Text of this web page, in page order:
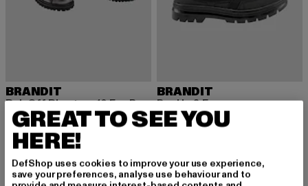
BRANDIT
Rub Off Phantom 10 Eye Boots
89,99 EUR
Derzeitiger Preis: 89,99 EUR
BRANDIT
Buckle 8 Eye
79,99 EUR
Derzeitiger Preis: 79,99 EUR
GREAT TO SEE YOU
HERE!
DefShop uses cookies to improve your use experience,
save your preferences, analyse use behaviour and to